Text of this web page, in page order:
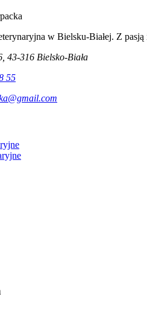
w Bielsku-Białej. Z
43-316 Bielsko-Biała
55